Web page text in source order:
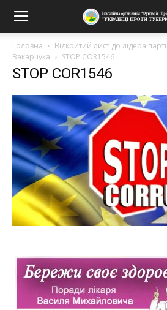
Головна
Відкритий лист до лідера
Вакарчука
STOP COR1546
STOP COR1546